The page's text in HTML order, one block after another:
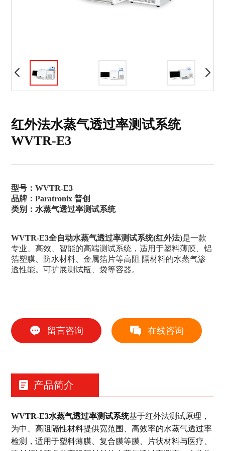
红外法水蒸气透过率测试系统
WVTR-E3
型号：WVTR-E3
品牌：Paratronix 普创
类别：水蒸气透过率测试系统
WVTR-E3全自动水蒸气透过率测试系统(红外法)是一款
专业、高效、智能的高端测试系统，适用于塑料薄膜、铝
箔塑膜、防水材料、金属箔片等高阻 隔材料的水蒸气渗
透性能。可扩展测试瓶、袋等容器。
留言咨询 在线咨询
产品简介
WVTR-E3水蒸气透过率测试系统基于红外法测试原理，
为中、高阻隔性材料提供宽范围、高效率的水蒸气透过率
检测，适用于塑料薄膜、复合膜等膜、片状材料与医疗、